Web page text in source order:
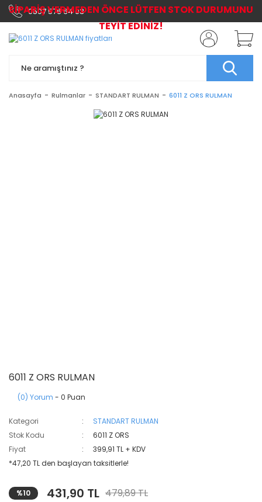
0507 576 64 03
Anasayfa Rulmanlar STANDART RULMAN 6011 Z ORS RULMAN
6011 Z ORS RULMAN
(0) Yorum - 0 Puan
Kategori
STANDART RULMAN
Stok Kodu
6011 Z ORS
Fiyat
399,91 TL + KDV
*47,20 TL den başlayan taksitlerle!
%10 431,90 TL 479,89 TL
SİPARİŞ VERMEDEN ÖNCE LÜTFEN STOK DURUMUNU
TEYİT EDİNİZ!